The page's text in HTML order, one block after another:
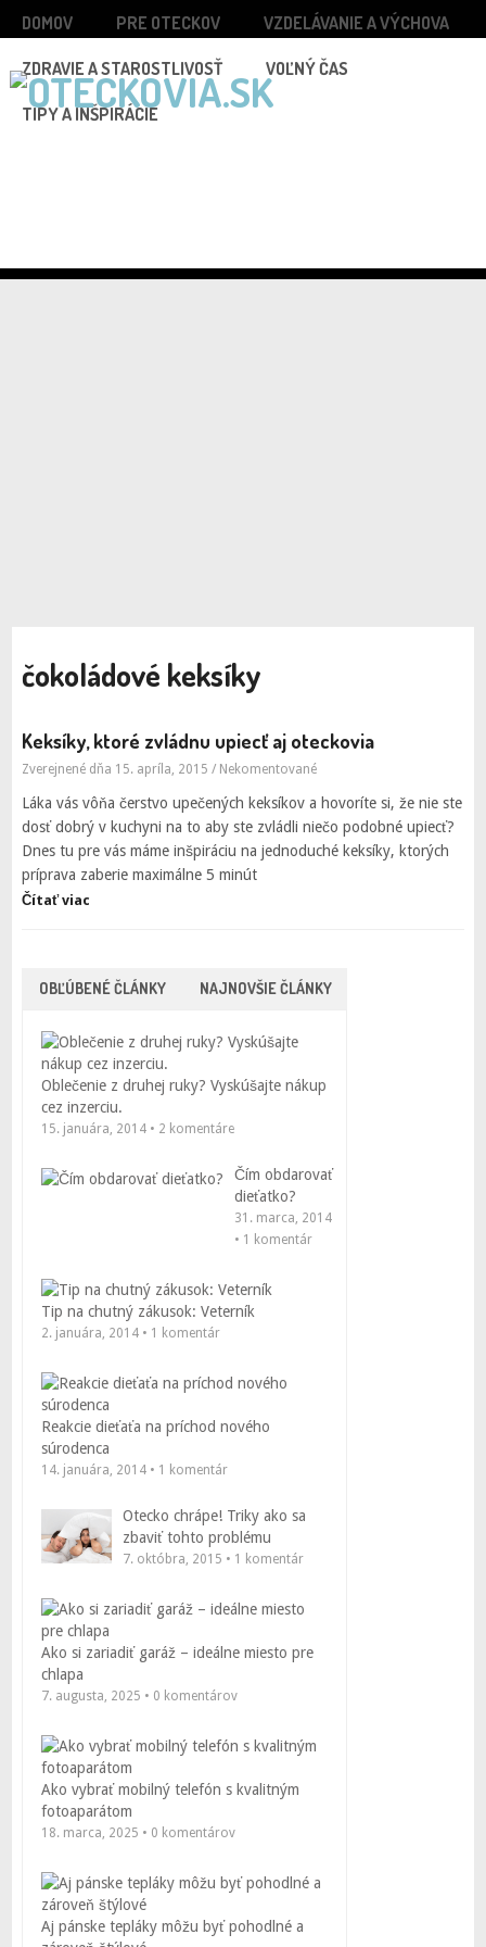
DOMOV PRE OTECKOV VZDELÁVANIE A VÝCHOVA
ZDRAVIE A STAROSTLIVOSŤ VOĽNÝ ČAS
TIPY A INŠPIRÁCIE
čokoládové keksíky
Keksíky, ktoré zvládnu upiecť aj oteckovia
Zverejnené dňa 15. apríla, 2015 / Nekomentované
Láka vás vôňa čerstvo upečených keksíkov a hovoríte si, že nie ste
dosť dobrý v kuchyni na to aby ste zvládli niečo podobné upiecť?
Dnes tu pre vás máme inšpiráciu na jednoduché keksíky, ktorých
príprava zaberie maximálne 5 minút
Čítať viac
OBĽÚBENÉ ČLÁNKY NAJNOVŠIE ČLÁNKY
Oblečenie z druhej ruky? Vyskúšajte nákup
cez inzerciu.
15. januára, 2014 • 2 komentáre
Čím obdarovať
dieťatko?
31. marca, 2014
• 1 komentár
Tip na chutný zákusok: Veterník
2. januára, 2014 • 1 komentár
Reakcie dieťaťa na príchod nového
súrodenca
14. januára, 2014 • 1 komentár
Otecko chrápe! Triky ako sa
zbaviť tohto problému
7. októbra, 2015 • 1 komentár
Ako si zariadiť garáž – ideálne miesto pre
chlapa
7. augusta, 2025 • 0 komentárov
Ako vybrať mobilný telefón s kvalitným
fotoaparátom
18. marca, 2025 • 0 komentárov
Aj pánske tepláky môžu byť pohodlné a